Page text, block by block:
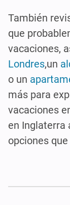
También
que
vacaciones,
Londres,un
o un
más para
vacaciones
en Inglaterra
opciones